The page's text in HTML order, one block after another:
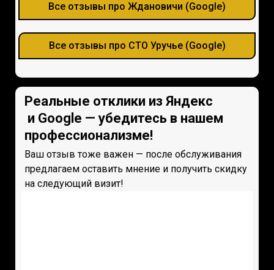
Все отзывы про Ждановичи (Google)
Все отзывы про СТО Уручье (Google)
Реальные отклики из Яндекс
и Google — убедитесь в нашем
профессионализме!
Ваш отзыв тоже важен — после обслуживания
предлагаем оставить мнение и получить скидку
на следующий визит!